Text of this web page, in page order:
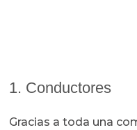
1. Conductores
Gracias a toda una